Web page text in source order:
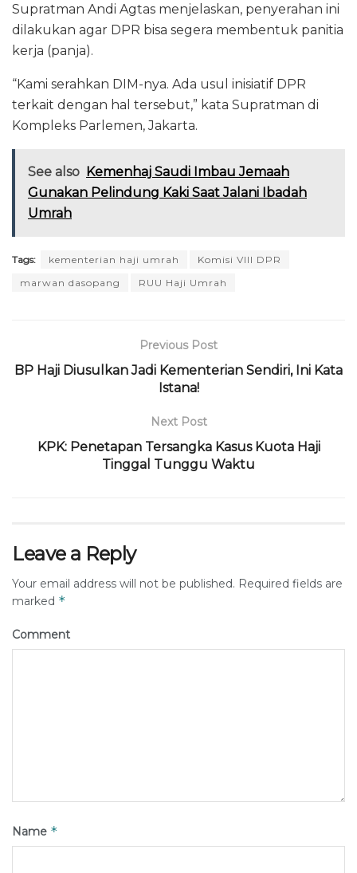
Supratman Andi Agtas menjelaskan, penyerahan ini
dilakukan agar DPR bisa segera membentuk panitia
kerja (panja).
“Kami serahkan DIM-nya. Ada usul inisiatif DPR
terkait dengan hal tersebut,” kata Supratman di
Kompleks Parlemen, Jakarta.
See also Kemenhaj Saudi Imbau Jemaah
Gunakan Pelindung Kaki Saat Jalani Ibadah
Umrah
Tags: kementerian haji umrah
Komisi VIII DPR
marwan dasopang
RUU Haji Umrah
Previous Post
BP Haji Diusulkan Jadi Kementerian Sendiri, Ini Kata
Istana!
Next Post
KPK: Penetapan Tersangka Kasus Kuota Haji
Tinggal Tunggu Waktu
Leave a Reply
Your email address will not be published. Required fields are
marked *
Comment
Name *